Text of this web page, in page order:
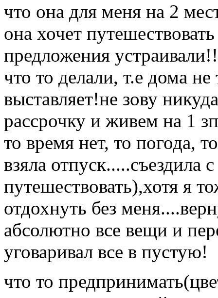
что она для меня на 2
она хочет
предложения
что то делали, т.е дома не
выставляет!не зову
рассрочку и живем на 1
то время нет, то погода,
взяла отпуск.....съездила
путешествовать),хотя я
отдохнуть без
абсолютно все вещи и
уговаривал все в пустую!
что то